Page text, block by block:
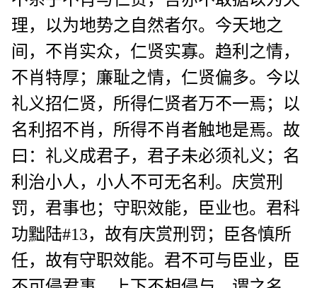
理，以为地势之自然者尔。今天地之
间，不肖实众，仁贤实寡。趋利之情，
不肖特厚；廉耻之情，仁贤偏多。今以
礼义招仁贤，所得仁贤者万不一焉；以
名利招不肖，所得不肖者触地是焉。故
曰：礼义成君子，君子未必须礼义；名
利治小人，小人不可无名利。庆赏刑
罚，君事也；守职效能，臣业也。君科
功黜陆#13，故有庆赏刑罚；臣各慎所
任，故有守职效能。君不可与臣业，臣